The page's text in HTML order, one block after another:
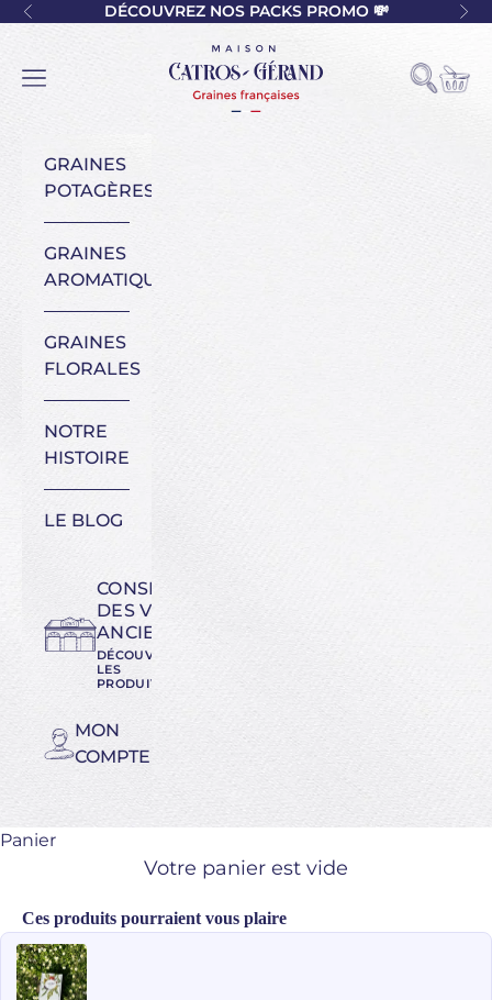
Passer au contenu
PrécédentDÉCOUVREZ NOS PACKS PROMO 💸
Maison Catros-Gérand
Ouvrir la navigation
Ouvrir la
Voir
GRAINES
POTAGÈRES
GRAINES
AROMATIQUES
GRAINES
FLORALES
NOTRE
HISTOIRE
LE BLOG
CONSERVATOIRE
DES VARIÉTÉS
ANCIENNES
DÉCOUVREZ
LES
PRODUITS
MON
COMPTE
Panier
Votre panier est vide
Ces produits pourraient vous plaire
Use the Previous and Next buttons to navigate through product